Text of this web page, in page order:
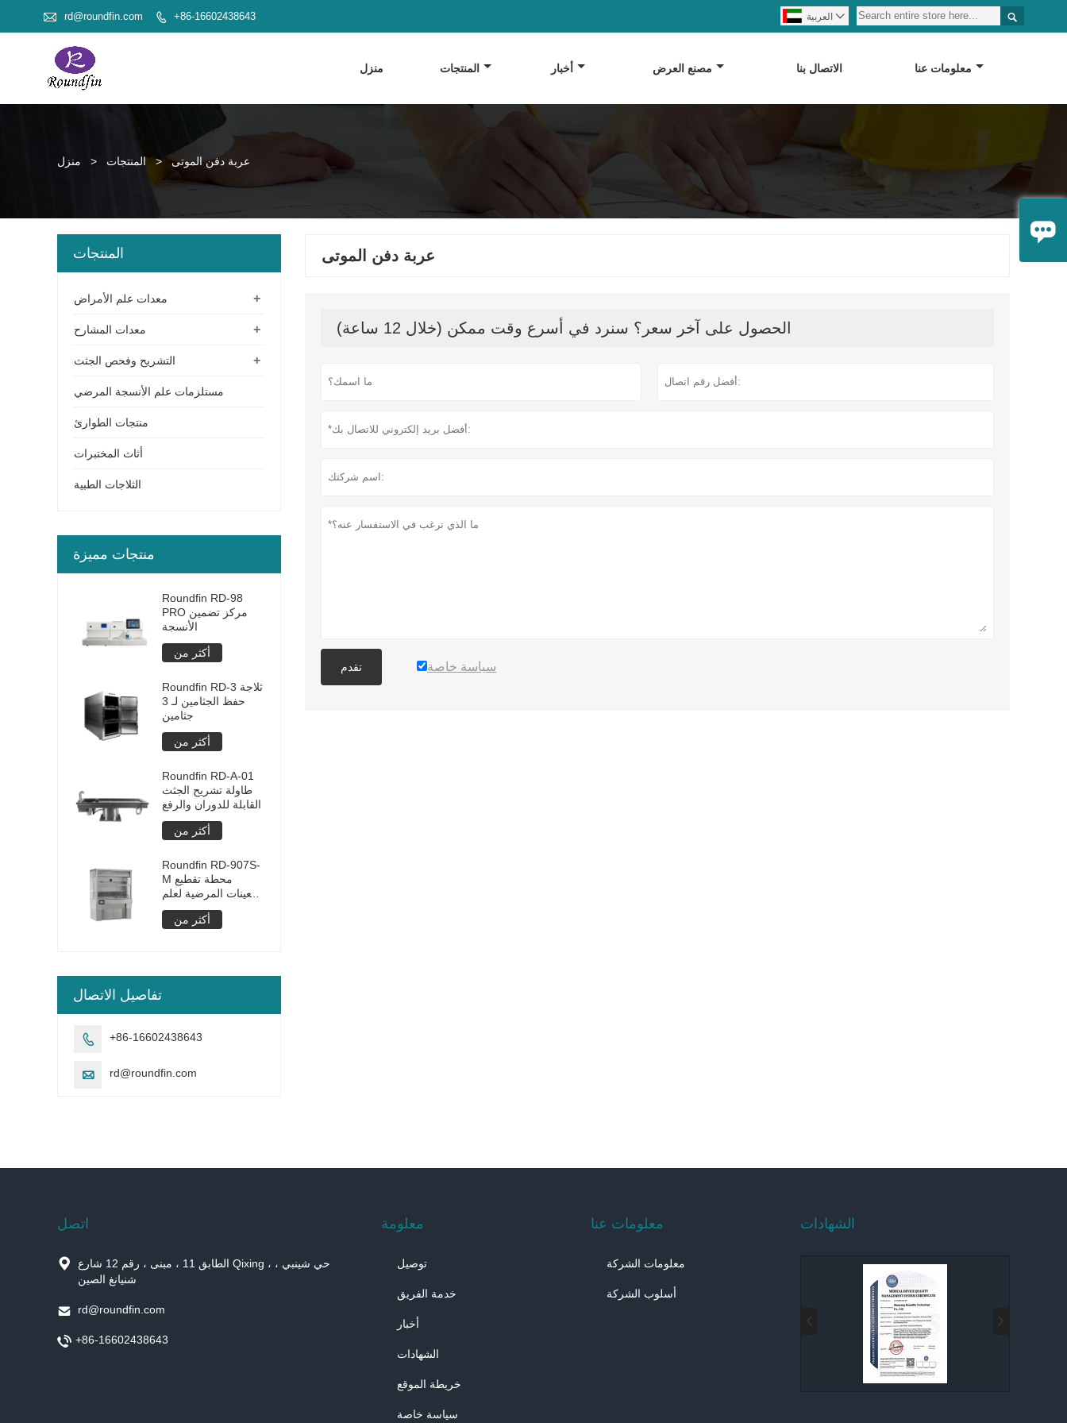

 rd@roundfin.com  +86-16602438643  العربية 
منزل المنتجات أخبار مصنع العرض الاتصال بنا معلومات عنا
منزل > المنتجات > عربة دفن الموتى
عربة دفن الموتى
الحصول على آخر سعر؟ سنرد في أسرع وقت ممكن (خلال 12 ساعة)
تقدم سياسة خاصة
المنتجات
+ معدات علم الأمراض
+ معدات المشارح
+ التشريح وفحص الجثث
مستلزمات علم الأنسجة المرضي
منتجات الطوارئ
أثاث المختبرات
الثلاجات الطبية
منتجات مميزة
Roundfin RD-98
PRO مركز تضمين
الأنسجة
أكثر من
Roundfin RD-3 ثلاجة
حفظ الجثامين لـ 3
جثامين
أكثر من
Roundfin RD-A-01
طاولة تشريح الجثث
القابلة للدوران والرفع
أكثر من
Roundfin RD-907S-
M محطة تقطيع
العينات المرضية لعلم
الأمراض بشاشة تعمل
باللمس
أكثر من
تفاصيل الاتصال
 +86-16602438643
 rd@roundfin.com
اتصل

الطابق 11 ، مبنى ، رقم 12 شارع Qixing ، حي شينبي ،
شنيانغ الصين
 rd@roundfin.com
 +86-16602438643
معلومة
توصيل
خدمة الفريق
أخبار
الشهادات
خريطة الموقع
سياسة خاصة
معلومات عنا
معلومات الشركة
أسلوب الشركة
الشهادات